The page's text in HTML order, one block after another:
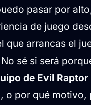
pasar por
de juego
que arrancas el
sé si será
de Evil Raptor
, o por qué motivo,